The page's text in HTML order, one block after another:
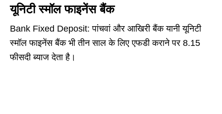
यूनिटी स्मॉल फाइनेंस बैंक
Bank Fixed Deposit: पांचवां और आखिरी बैंक यानी यूनिटी
स्मॉल फाइनेंस बैंक भी तीन साल के लिए एफडी कराने पर 8.15
फीसदी ब्याज देता है।